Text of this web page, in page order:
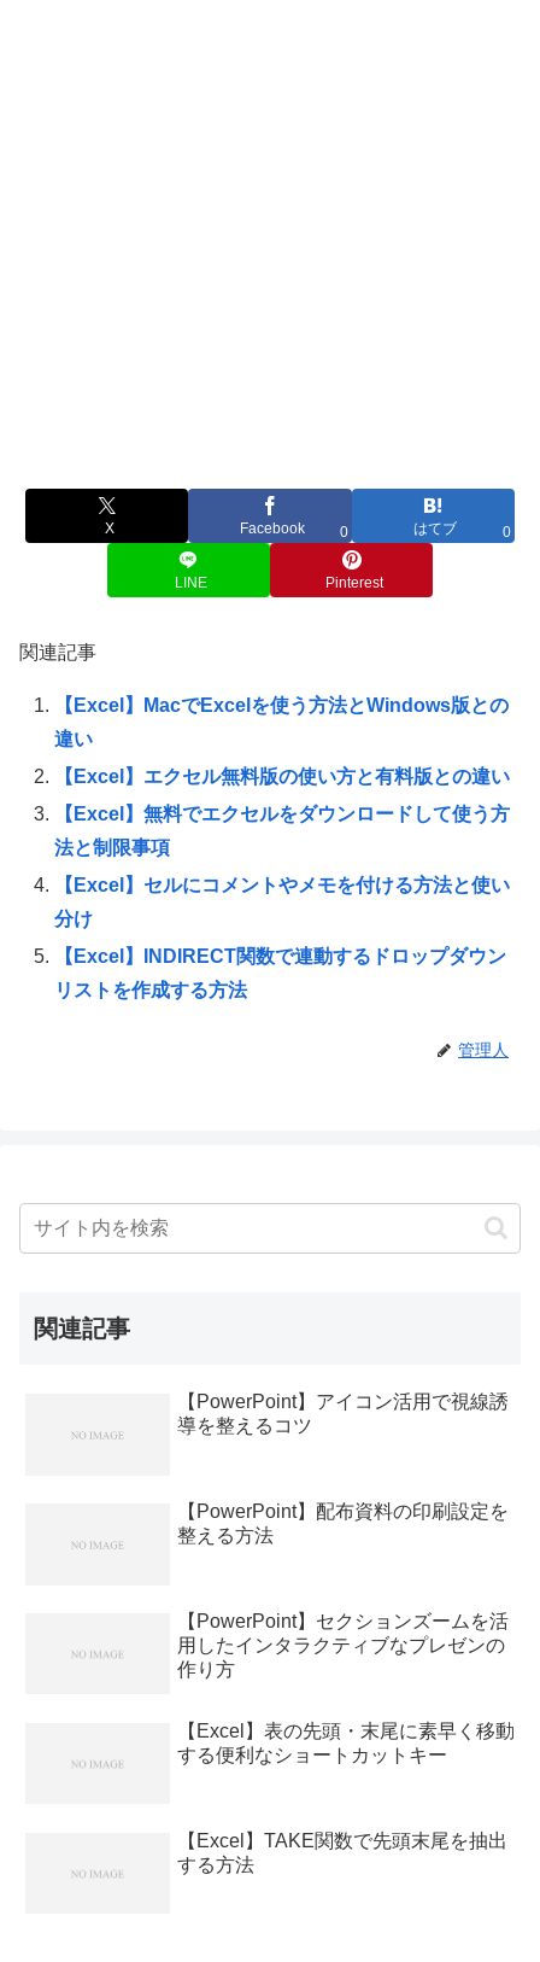
X Facebook 0 はてブ 0
LINE Pinterest
関連記事
【Excel】MacでExcelを使う方法とWindows版との
違い
【Excel】エクセル無料版の使い方と有料版との違い
【Excel】無料でエクセルをダウンロードして使う方
法と制限事項
【Excel】セルにコメントやメモを付ける方法と使い
分け
【Excel】INDIRECT関数で連動するドロップダウン
リストを作成する方法
管理人
関連記事
【PowerPoint】アイコン活用で視線誘
導を整えるコツ
【PowerPoint】配布資料の印刷設定を
整える方法
【PowerPoint】セクションズームを活
用したインタラクティブなプレゼンの
作り方
【Excel】表の先頭・末尾に素早く移動
する便利なショートカットキー
【Excel】TAKE関数で先頭末尾を抽出
する方法